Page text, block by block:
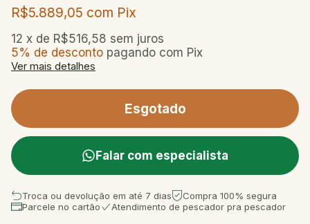
R$5.889,05 com Pix
12 x de R$516,58 sem juros
5% de desconto pagando com Pix
Ver mais detalhes
Falar com especialista
Troca ou devolução em até 7 dias
Compra 100% segura
Parcele no cartão
Atendimento de pescador pra pescador